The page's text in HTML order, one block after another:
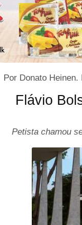
Por Donato Heinen.
Flávio
Petista chamou